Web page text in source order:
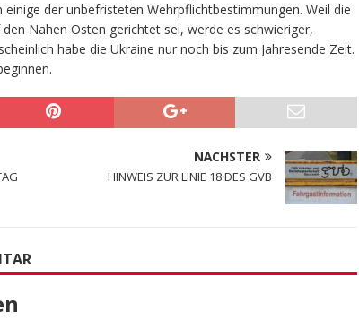
der unbefristeten Wehrpflichtbestimmungen. Weil die
Nahen Osten gerichtet sei, werde es schwieriger,
habe die Ukraine nur noch bis zum Jahresende Zeit.
NÄCHSTER
HINWEIS ZUR LINIE 18 DES GVB